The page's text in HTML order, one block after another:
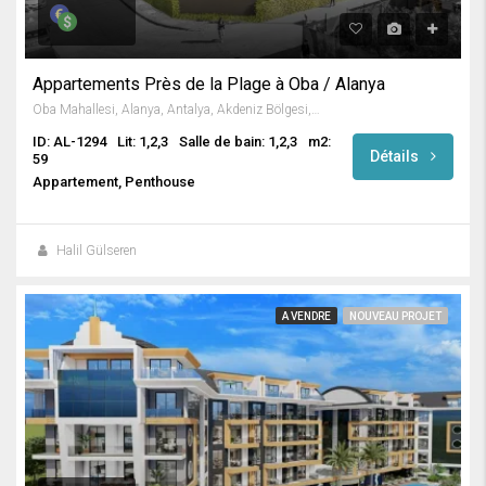
Appartements Près de la Plage à Oba / Alanya
Oba Mahallesi, Alanya, Antalya, Akdeniz Bölgesi, Türkiye
ID: AL-1294 Lit: 1,2,3 Salle de bain: 1,2,3
m2:
59
Appartement, Penthouse
Détails
Halil Gülseren
A VENDRE NOUVEAU PROJET